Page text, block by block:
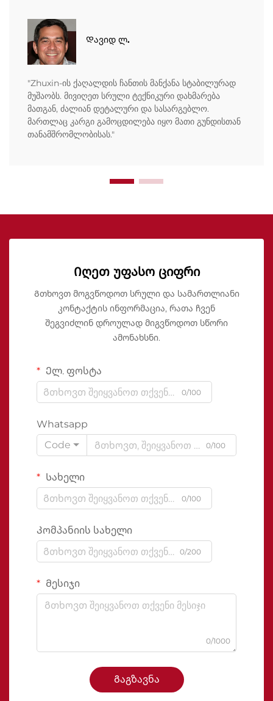
Დავიდ ლ.
"Zhuxin-ის ქაღალდის ჩანთის მანქანა სტაბილურად
მუშაობს. მივიღეთ სრული ტექნიკური დახმარება
მათგან, ძალიან დეტალური და სასარგებლო.
მართლაც კარგი გამოცდილება იყო მათი გუნდისთან
თანამშრომლობისას."
Იღეთ უფასო ციფრი
Გთხოვთ მოგვწოდოთ სრული და სამართლიანი
კონტაქტის ინფორმაცია, რათა ჩვენ
შეგვიძლინ დროულად მიგვწოდოთ სწორი
ამონახსნი.
Ელ. ფოსტა
0/100
Whatsapp
Code
0/100
Სახელი
0/100
Კომპანიის სახელი
0/200
Მესიჯი
0/1000
Გაგზავნა